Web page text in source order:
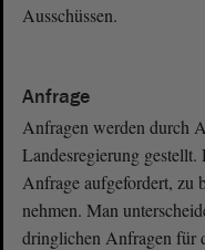
Ausschüssen.
Anfrage
Anfragen werden durch
Landesregierung
Anfrage aufgefordert, zu
nehmen. Man
dringlichen Anfragen für